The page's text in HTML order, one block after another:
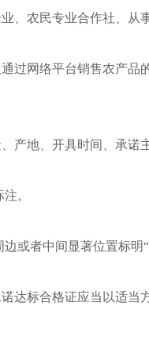
、农民专业合作社、从
过网络平台销售农产品
产地、开具时间、承诺
。
或者中间显著位置标明
达标合格证应当以适当